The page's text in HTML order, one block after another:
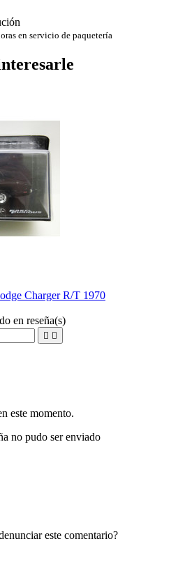
en servicio de paquetería
Charger R/T 1970
en reseña(s)
 
este momento.
no pudo ser enviado
este comentario?